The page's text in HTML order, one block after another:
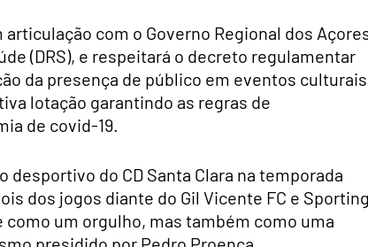
com o Governo Regional dos
(DRS), e respeitará o decreto regulamentar
da presença de público em eventos
lotação garantindo as regras de
de covid-19.
do CD Santa Clara na temporada
dos jogos diante do Gil Vicente FC e
um orgulho, mas também como uma